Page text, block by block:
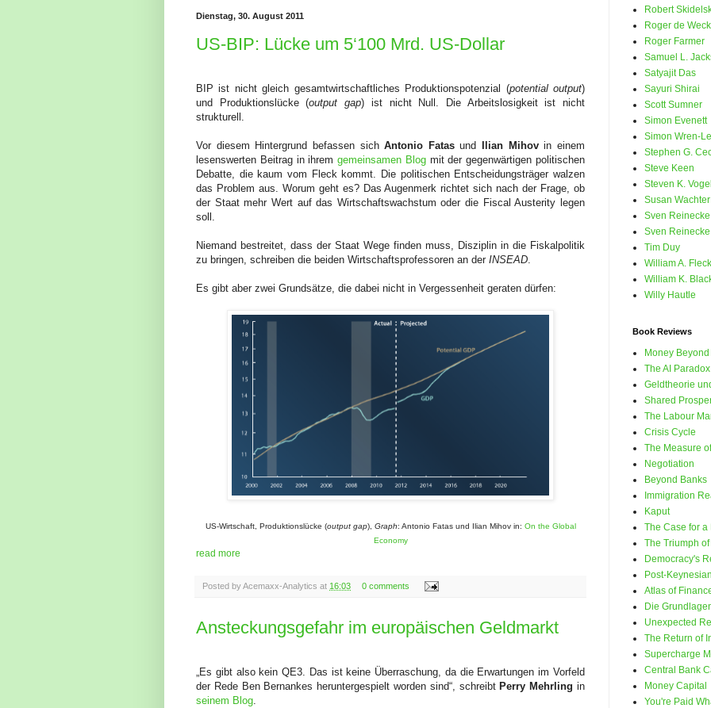
Dienstag, 30. August 2011
US-BIP: Lücke um 5‘100 Mrd. US-Dollar
BIP ist nicht gleich gesamtwirtschaftliches Produktionspotenzial (potential output)
und Produktionslücke (output gap) ist nicht Null. Die Arbeitslosigkeit ist nicht
strukturell.
Vor diesem Hintergrund befassen sichAntonio Fatasund Ilian Mihovin einem
lesenswerten Beitrag in ihremgemeinsamen Blogmit der gegenwärtigen politischen
Debatte, die kaum vom Fleck kommt. Die politischen Entscheidungsträger walzen
das Problem aus. Worum geht es? Das Augenmerk richtet sich nach der Frage, ob
der Staat mehr Wert auf das Wirtschaftswachstum oder die Fiscal Austerity legen
soll.
Niemand bestreitet, dass der Staat Wege finden muss, Disziplin in die Fiskalpolitik
zu bringen, schreiben die beiden Wirtschaftsprofessoren an der INSEAD
Es gibt aber zwei Grundsätze, die dabei nicht in Vergessenheit geraten dürfen:
US-Wirtschaft, Produktionslücke (output gap), Graph: Antonio Fatas und Ilian Mihov in: On the Global
Economy
read more
Posted byAcemaxx-Analytics at 16:03 0 comments
Ansteckungsgefahr im europäischen Geldmarkt
„Es gibt also kein QE3. Das ist keine Überraschung, da die Erwartungen im Vorfeld
der Rede Ben Bernankes heruntergespielt worden sind“, schreibt Perry Mehrling in
seinem Blog
Robert
Roger de Weck
Roger Farmer
Samuel L.
Satyajit Das
Sayuri Shirai
Scott Sumner
Simon Evenett
Simon Wren-
Stephen G.
Steve Keen
Steven K. Vogel
Susan Wachter
Sven Reinecke
Sven Reinecke
Tim Duy
William A.
William K.
Willy Hautle
Book Reviews
Money
The AI Paradox
Geldtheorie
Shared
The Labour
Crisis Cycle
The Measure
Negotiation
Beyond Banks
Immigration
Kaput
The Case for a
The Triumph
Democracy's
Post-
Atlas of
Die
Unexpected
The Return of
Supercharge
Central Bank
Money Capital
You're Paid